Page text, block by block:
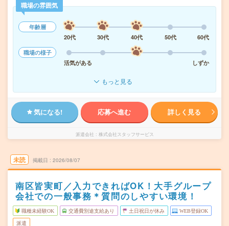
職場の雰囲気
年齢層
20代
30代 40代 50代
60代
職場の様子
活気がある
しずか
もっと見る
気になる! 応募へ進む 詳しく見る
派遣会社 株式会社スタッフサービス
未読 掲載日 2026/08/07
南区皆実町／入力できればOK！大手グループ
会社での一般事務＊質問のしやすい環境！
職種未経験OK 交通費別途支給あり 土日祝日が休み WEB登録OK
派遣